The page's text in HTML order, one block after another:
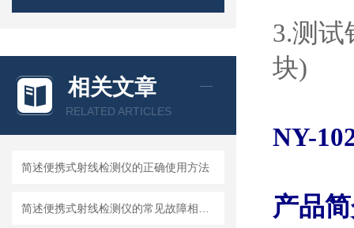
相关文章
RELATED ARTICLES
简述便携式射线检测仪的正确使用方法
3.测试
块)
NY-
产品